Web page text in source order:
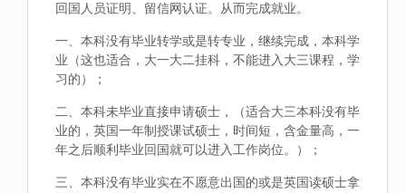
回国人员证明、留信网认证。从而完成就业。
一、本科没有毕业转学或是转专业，继续完成，本科学
业（这也适合，大一大二挂科，不能进入大三课程，学
习的）；
二、本科未毕业直接申请硕士，（适合大三本科没有毕
业的，英国一年制授课试硕士，时间短，含金量高，一
年之后顺利毕业回国就可以进入工作岗位。）；
三、本科没有毕业实在不愿意出国的或是英国读硕士拿